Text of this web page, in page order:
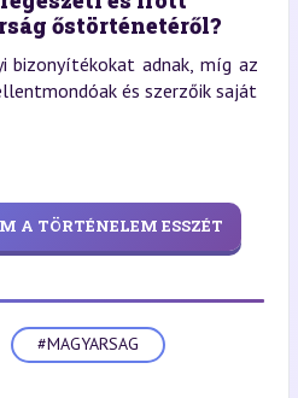
őstörténetéről?
bizonyítékokat adnak, míg az
és szerzőik saját
A TÖRTÉNELEM ESSZÉT
#MAGYARSAG